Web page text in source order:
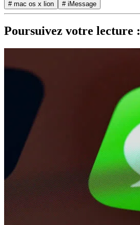
# mac os x lion # iMessage
Poursuivez votre lecture :